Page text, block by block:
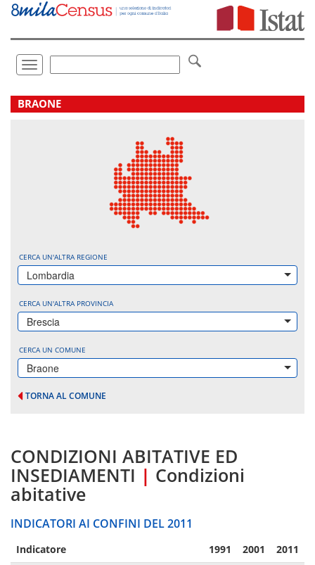
Vai
direttamente
Toggle
navigation
.
BRAONE
CERCA UN'ALTRA REGIONE
Lombardia
CERCA UN'ALTRA PROVINCIA
Brescia
CERCA UN COMUNE
Braone
TORNA AL COMUNE
CONDIZIONI ABITATIVE ED
INSEDIAMENTI | Condizioni
abitative
INDICATORI AI CONFINI DEL 2011
Indicatore 1991 2001 2011